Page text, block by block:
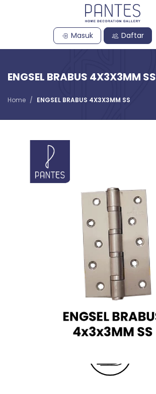
Masuk Daftar
ENGSEL BRABUS 4X3X3MM SS
Home ENGSEL BRABUS 4X3X3MM SS